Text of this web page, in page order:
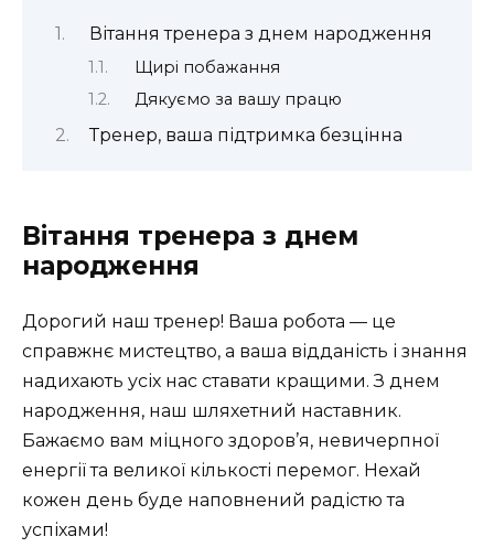
Вітання тренера з днем народження
Щирі побажання
Дякуємо за вашу працю
Тренер, ваша підтримка безцінна
Вітання тренера з днем
народження
Дорогий наш тренер! Ваша робота — це
справжнє мистецтво, а ваша відданість і знання
надихають усіх нас ставати кращими. З днем
народження, наш шляхетний наставник.
Бажаємо вам міцного здоров’я, невичерпної
енергії та великої кількості перемог. Нехай
кожен день буде наповнений радістю та
успіхами!